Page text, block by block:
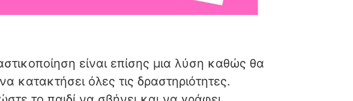
είναι επίσης μια λύση καθώς θα
κατακτήσει όλες τις δραστηριότητες.